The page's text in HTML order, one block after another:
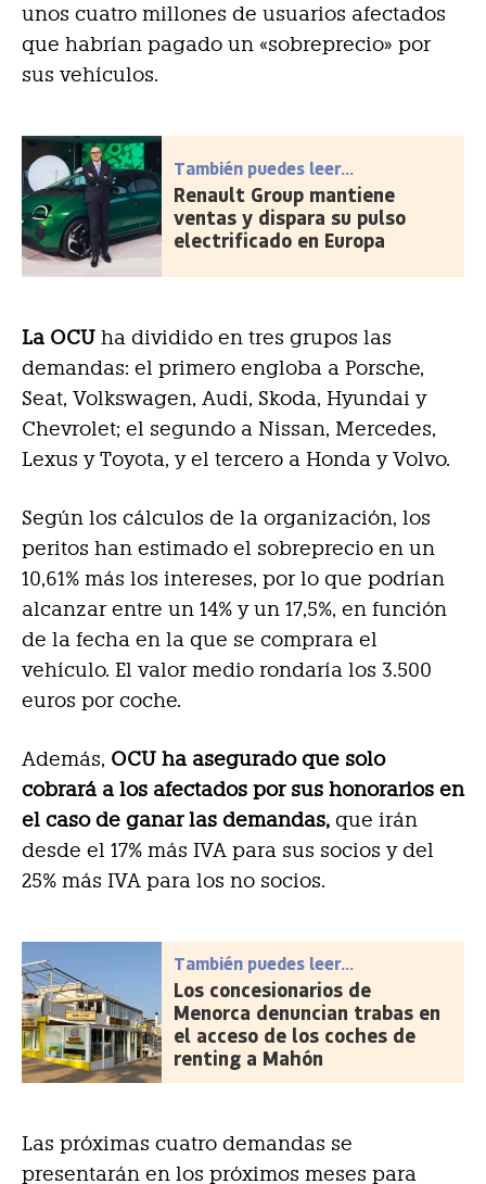
unos cuatro millones de usuarios afectados
que habrían pagado un «sobreprecio» por
sus vehículos.
También puedes leer...
Renault Group mantiene
ventas y dispara su pulso
electrificado en Europa
La OCU ha dividido en tres grupos las
demandas: el primero engloba a Porsche,
Seat, Volkswagen, Audi, Skoda, Hyundai y
Chevrolet; el segundo a Nissan, Mercedes,
Lexus y Toyota, y el tercero a Honda y Volvo.
Según los cálculos de la organización, los
peritos han estimado el sobreprecio en un
10,61% más los intereses, por lo que podrían
alcanzar entre un 14% y un 17,5%, en función
de la fecha en la que se comprara el
vehículo. El valor medio rondaría los 3.500
euros por coche.
Además, OCU ha asegurado que solo
cobrará a los afectados por sus honorarios en
el caso de ganar las demandas, que irán
desde el 17% más IVA para sus socios y del
25% más IVA para los no socios.
También puedes leer...
Los concesionarios de
Menorca denuncian trabas en
el acceso de los coches de
renting a Mahón
Las próximas cuatro demandas se
presentarán en los próximos meses para